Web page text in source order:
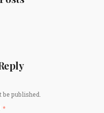
published.
*